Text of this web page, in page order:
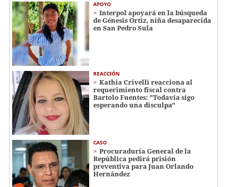
APOYO
Interpol apoyará en la búsqueda
de Génesis Ortiz, niña desaparecida
en San Pedro Sula
REACCIÓN
Kathia Crivelli reacciona al
requerimiento fiscal contra
Bartolo Fuentes: "Todavía sigo
esperando una disculpa"
CASO
Procuraduría General de la
República pedirá prisión
preventiva para Juan Orlando
Hernández